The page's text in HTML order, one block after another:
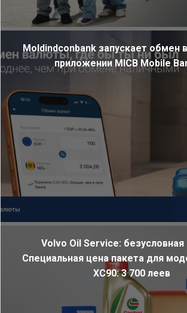
Moldindconbank запускает обмен
приложении MICB Mobile
Volvo Oil Service: безусловная
Специальная цена пакета для
XC90: 3 700 леев